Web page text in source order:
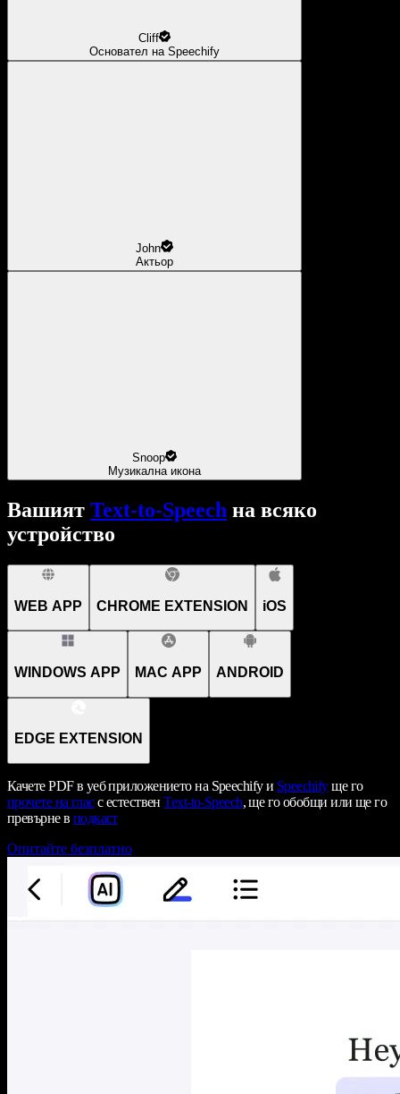
Cliff
Основател на Speechify
John
Актьор
Snoop
Музикална икона
Вашият Text-to-Speech на всяко
устройство
WEB APP CHROME EXTENSION iOS
WINDOWS APP MAC APP ANDROID
EDGE EXTENSION
Качете PDF в уеб приложението на Speechify и Speechifyще го
прочете на гласс естественText-to-Speech, ще го обобщи или ще го
превърне в подкаст
Опитайте безплатно